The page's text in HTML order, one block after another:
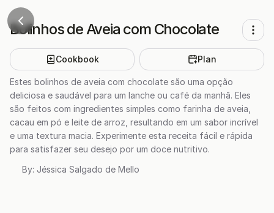
Bolinhos de Aveia com Chocolate
Cookbook Plan
Estes bolinhos de aveia com chocolate são uma opção
deliciosa e saudável para um lanche ou café da manhã. Eles
são feitos com ingredientes simples como farinha de aveia,
cacau em pó e leite de arroz, resultando em um sabor incrível
e uma textura macia. Experimente esta receita fácil e rápida
para satisfazer seu desejo por um doce nutritivo.
By: Jéssica Salgado de Mello